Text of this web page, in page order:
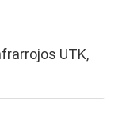
UTK,